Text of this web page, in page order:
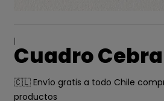
|
Cuadro Cebra
🇨🇱 Envío gratis a todo Chile
productos